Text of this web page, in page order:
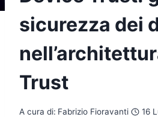
sicurezza dei
Trust
A cura di: Fabrizio Fioravanti 16